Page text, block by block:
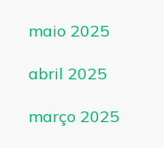
maio 2025
abril 2025
março 2025